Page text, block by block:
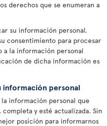
derechos que se enumeran a
su información personal.
consentimiento para procesar
a la información personal
de dicha información es
información personal
información personal que
y esté actualizada. Sin
posición para informarnos